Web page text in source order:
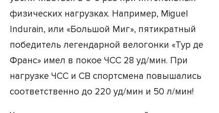
физических нагрузках. Например, Miguel
Indurain, или «Большой Миг», пятикратный
победитель легендарной велогонки «Тур де
Франс» имел в покое ЧСС 28 уд/мин. При
нагрузке ЧСС и СВ спортсмена повышались
соответственно до 220 уд/мин и 50 л/мин!